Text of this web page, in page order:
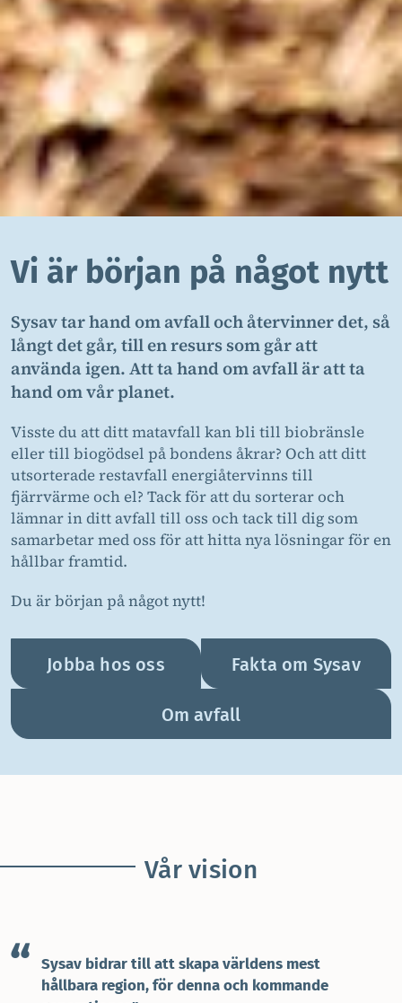
Vi är början på något nytt
Sysav tar hand om avfall och återvinner det, så
långt det går, till en resurs som går att
använda igen. Att ta hand om avfall är att ta
hand om vår planet.
Visste du att ditt matavfall kan bli till biobränsle
eller till biogödsel på bondens åkrar? Och att ditt
utsorterade restavfall energiåtervinns till
fjärrvärme och el? Tack för att du sorterar och
lämnar in ditt avfall till oss och tack till dig som
samarbetar med oss för att hitta nya lösningar för en
hållbar framtid.
Du är början på något nytt!
Jobba hos oss Fakta om Sysav
Om avfall
Vår vision
Sysav bidrar till att skapa världens mest
hållbara region, för denna och kommande